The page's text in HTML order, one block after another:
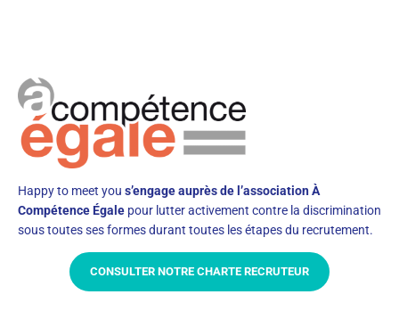
Happy to meet you s’engage auprès de l’association À
Compétence Égale pour lutter activement contre la discrimination
sous toutes ses formes durant toutes les étapes du recrutement.
CONSULTER NOTRE CHARTE RECRUTEUR